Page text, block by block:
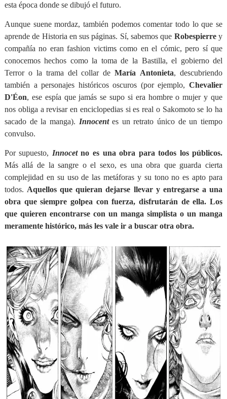
esta época donde se dibujó el futuro.
Aunque suene mordaz, también podemos comentar todo lo que se
aprende de Historia en sus páginas. Sí, sabemos que Robespierrey
compañía no eran fashion victims como en el cómic, pero sí que
conocemos hechos como la toma de la Bastilla, el gobierno del
Terror o la trama del collar deMaría Antonieta, descubriendo
también a personajes históricos oscuros (por ejemplo,Chevalier
D'Éon, ese espía que jamás se supo si era hombre o mujer y que
nos obliga a revisar en enciclopedias si es real o Sakomoto se lo ha
sacado de la manga). Innocentes un retrato único de un tiempo
convulso.
Por supuesto, Innocetno es una obra para todos los públicos.
Más allá de la sangre o el sexo, es una obra que guarda cierta
complejidad en su uso de las metáforas y su tono no es apto para
todos. Aquellos que quieran dejarse llevar y entregarse a una
obra que siempre golpea con fuerza, disfrutarán de ella. Los
que quieren encontrarse con un manga simplista o un manga
meramente histórico, más les vale ir a buscar otra obra.